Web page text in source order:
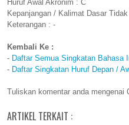
Huruf Awal Akronim : C
Kepanjangan / Kalimat Dasar
Keterangan : -
Kembali Ke :
- Daftar Semua Singkatan Bahasa
- Daftar Singkatan Huruf Depan /
Tuliskan komentar anda mengenai
ARTIKEL TERKAIT :